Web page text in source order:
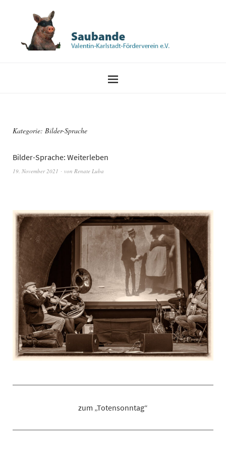
Kategorie: Bilder-Sprache
Bilder-Sprache: Weiterleben
19. November 2021 von Renate Luba
zum „Totensonntag“